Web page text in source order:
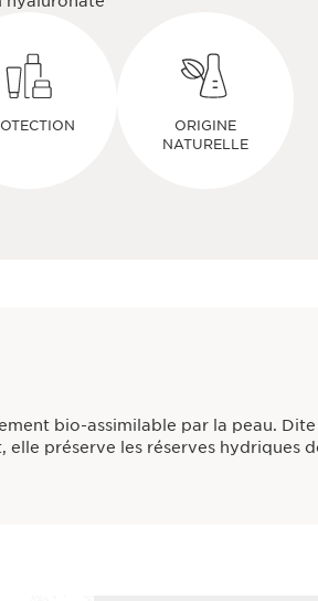
ORIGINE
NATURELLE
bio-assimilable par la peau.
préserve les réserves hydriques